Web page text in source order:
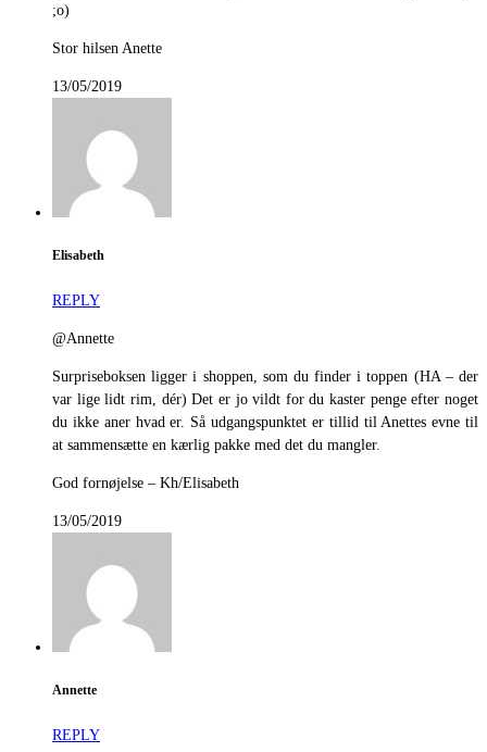
;o)
Stor hilsen Anette
13/05/2019
Elisabeth
REPLY
@Annette
Surpriseboksen ligger i shoppen, som du finder i toppen (HA – der
var lige lidt rim, dér) Det er jo vildt for du kaster penge efter noget
du ikke aner hvad er. Så udgangspunktet er tillid til Anettes evne til
at sammensætte en kærlig pakke med det du mangler.
God fornøjelse – Kh/Elisabeth
13/05/2019
Annette
REPLY